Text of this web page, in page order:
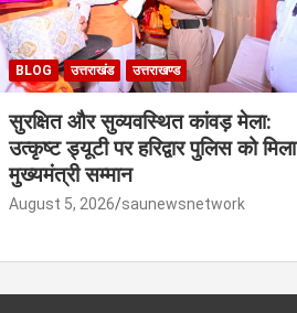
BLOG उत्तराखंड उत्तराखण्ड
सुरक्षित और सुव्यवस्थित कांवड़ मेला:
उत्कृष्ट ड्यूटी पर हरिद्वार पुलिस को मिला
मुख्यमंत्री सम्मान
August 5, 2026 saunewsnetwork